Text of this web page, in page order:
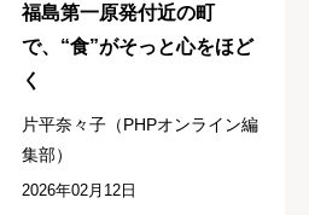
福島第一原発付近の町
で、“食”がそっと心をほど
く
片平奈々子（PHPオンライン編
集部）
2026年02月12日